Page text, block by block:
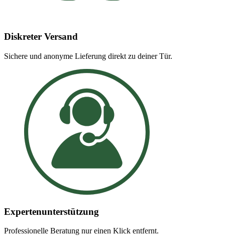
Diskreter Versand
Sichere und anonyme Lieferung direkt zu deiner Tür.
Expertenunterstützung
Professionelle Beratung nur einen Klick entfernt.